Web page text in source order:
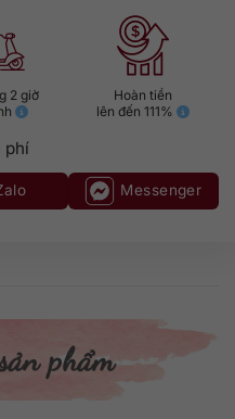
2 giờ
Hoàn tiền
lên đến 111%
phí
Messenger
phẩm